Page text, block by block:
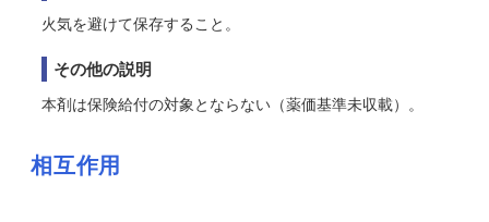
火気を避けて保存すること。
その他の説明
本剤は保険給付の対象とならない（薬価基準未収載）。
相互作用